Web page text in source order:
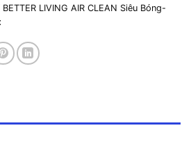
BETTER LIVING AIR CLEAN Siêu Bóng-